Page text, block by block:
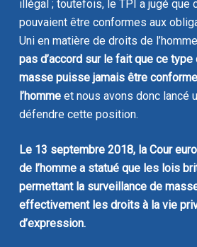
illégal ; toutefois, le TPI a jugé que
pouvaient être conformes aux
Uni en matière de droits de
pas d’accord sur le fait que ce type
masse puisse jamais être
l’hommeet nous avons donc lancé
défendre cette position.
Le 13 septembre 2018, la Cour
de l’homme a statué que les lois
permettant la surveillance de
effectivement les droits à la vie
d’expression.